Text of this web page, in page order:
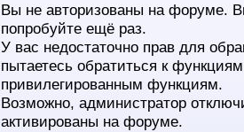
Вы не авторизованы на форуме.
попробуйте ещё раз.
У вас недостаточно прав для
пытаетесь обратиться к
привилегированным функциям.
Возможно, администратор
активированы на форуме.